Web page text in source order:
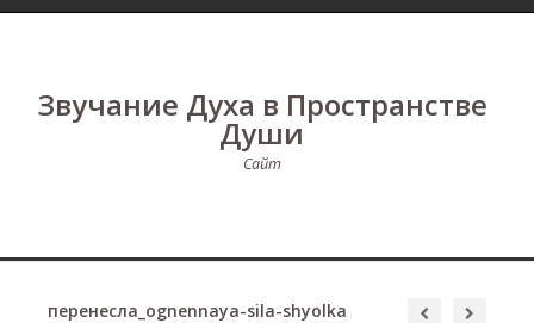
Звучание Духа в Пространстве
Души
Сайт
перенесла_ognennaya-sila-shyolka